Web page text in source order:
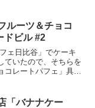
ルーツ＆チョコ
ドビル #2
ェ日比谷」でケーキ
ていたので、そちらを
レートパフェ」具材
「バナナケー